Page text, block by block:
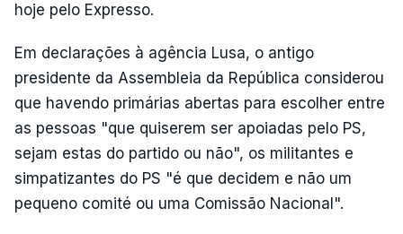
hoje pelo Expresso.
Em declarações à agência Lusa, o antigo
presidente da Assembleia da República considerou
que havendo primárias abertas para escolher entre
as pessoas "que quiserem ser apoiadas pelo PS,
sejam estas do partido ou não", os militantes e
simpatizantes do PS "é que decidem e não um
pequeno comité ou uma Comissão Nacional".